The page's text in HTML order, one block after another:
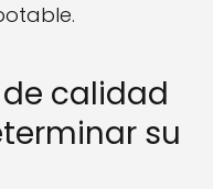
calidad
su